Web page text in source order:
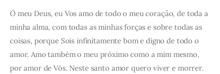
Ó meu Deus, eu Vos amo de todo o meu coração, de toda a
minha alma, com todas as minhas forças e sobre todas as
coisas, porque Sois infinitamente bom e digno de todo o
amor. Amo também o meu próximo como a mim mesmo,
por amor de Vós. Neste santo amor quero viver e morrer.